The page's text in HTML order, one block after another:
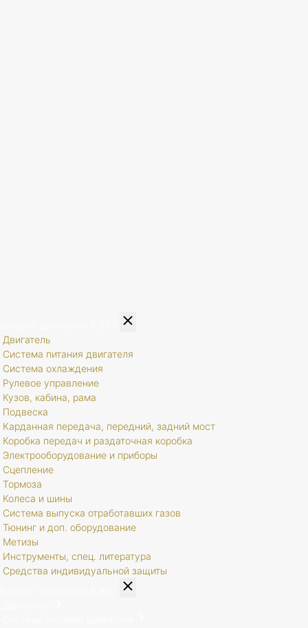
Двигатель
Система питания двигателя
Система охлаждения
Рулевое управление
Кузов, кабина, рама
Подвеска
Карданная передача, передний, задний мост
Коробка передач и раздаточная коробка
Электрооборудование и приборы
Сцепление
Тормоза
Колеса и шины
Система выпуска отработавших газов
Тюнинг и доп. оборудование
Метизы
Инструменты, спец. литература
Средства индивидуальной защиты